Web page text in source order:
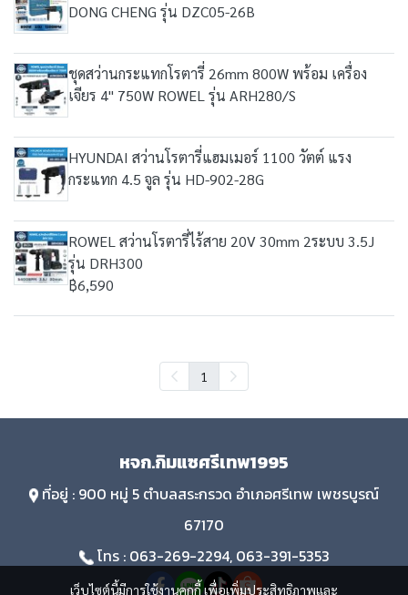
DONG CHENG รุ่น DZC05-26B
ชุดสว่านกระแทกโรตารี่ 26mm 800W พร้อม เครื่อง
เจียร 4" 750W ROWEL รุ่น ARH280/S
HYUNDAI สว่านโรตารี่แฮมเมอร์ 1100 วัตต์ แรง
กระแทก 4.5 จูล รุ่น HD-902-28G
ROWEL สว่านโรตารี่ไร้สาย 20V 30mm 2ระบบ 3.5J
รุ่น DRH300
฿6,590
1
เว็บไซต์นี้มีการใช้งานคุกกี้ เพื่อเพิ่มประสิทธิภาพและ
หจก.กิมแซศรีเทพ1995
ที่อยู่ : 900 หมู่ 5 ตำบลสระกรวด อำเภอศรีเทพ เพชรบูรณ์
67170
โทร : 063-269-2294, 063-391-5353